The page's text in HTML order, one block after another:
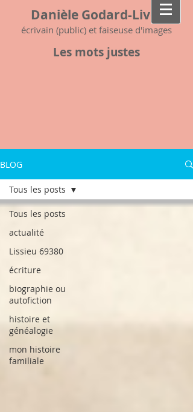
Danièle Godard-Livet
écrivain (public) et faiseuse d'images
Les mots justes
BLOG
Tous les posts
actualité
Lissieu 69380
écriture
biographie ou
autofiction
histoire et
généalogie
mon histoire
familiale
Tous les posts